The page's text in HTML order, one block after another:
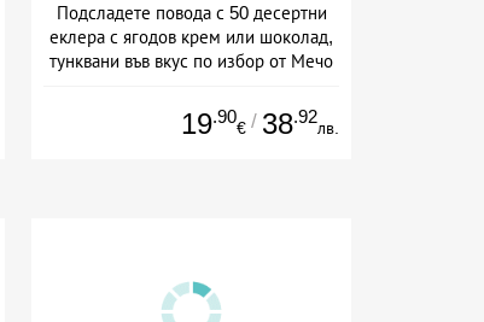
Подсладете повода с 50 десертни
еклера с ягодов крем или шоколад,
тунквани във вкус по избор от Мечо
19.90
€ / 38.92
лв.